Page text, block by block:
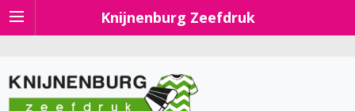
Knijnenburg Zeefdruk